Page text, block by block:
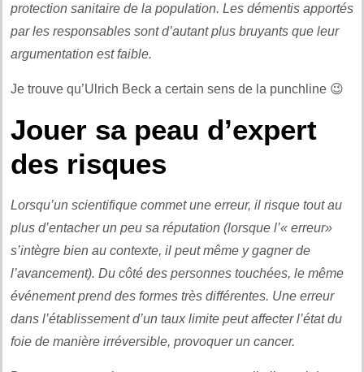
protection sanitaire de la population. Les démentis apportés
par les responsables sont d’autant plus bruyants que leur
argumentation est faible.
Je trouve qu’Ulrich Beck a certain sens de la punchline 😉
Jouer sa peau d’expert
des risques
Lorsqu’un scientifique commet une erreur, il risque tout au
plus d’entacher un peu sa réputation (lorsque l’« erreur»
s’intègre bien au contexte, il peut même y gagner de
l’avancement). Du côté des personnes touchées, le même
événement prend des formes très différentes. Une erreur
dans l’établissement d’un taux limite peut affecter l’état du
foie de manière irréversible, provoquer un cancer.